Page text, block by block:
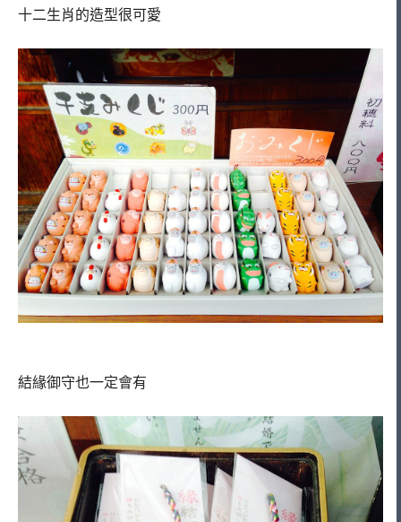
十二生肖的造型很可愛
結緣御守也一定會有